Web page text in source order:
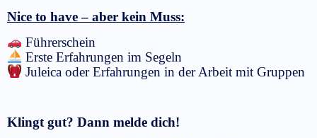
Nice to have – aber kein Muss:
Führerschein
Erste Erfahrungen im Segeln
Juleica oder Erfahrungen in der Arbeit mit Gruppen
Klingt gut? Dann melde dich!